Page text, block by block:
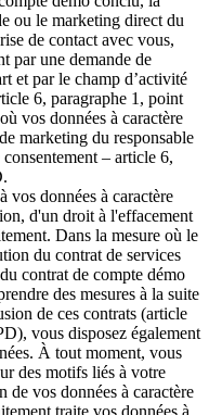
ou le marketing direct du
de contact avec vous,
par une demande de
et par le champ d’activité
6, paragraphe 1, point
vos données à caractère
marketing du responsable
– article 6,
vos données à caractère
d'un droit à l'effacement
Dans la mesure où le
du contrat de services
contrat de compte démo
des mesures à la suite
de ces contrats (article
vous disposez également
À tout moment, vous
des motifs liés à votre
vos données à caractère
traite vos données à